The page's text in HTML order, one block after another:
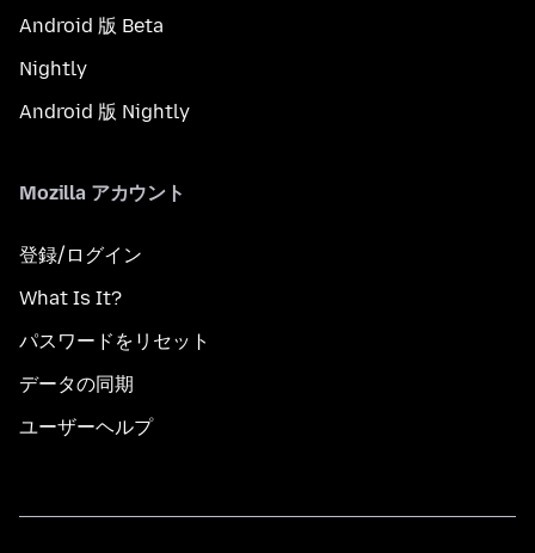
Android 版 Beta
Nightly
Android 版 Nightly
Mozilla アカウント
登録/ログイン
What Is It?
パスワードをリセット
データの同期
ユーザーヘルプ